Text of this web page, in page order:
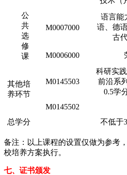
公
共
选
修
课
M0007000
语言能
语、德
古
M0006000
其他培
养环节
M0145503
科研实
前沿系
0.5学
M0145502
总学分
不低于
备注：以上课程的设置仅做为参考
校培养方案执行。
七、证书颁发